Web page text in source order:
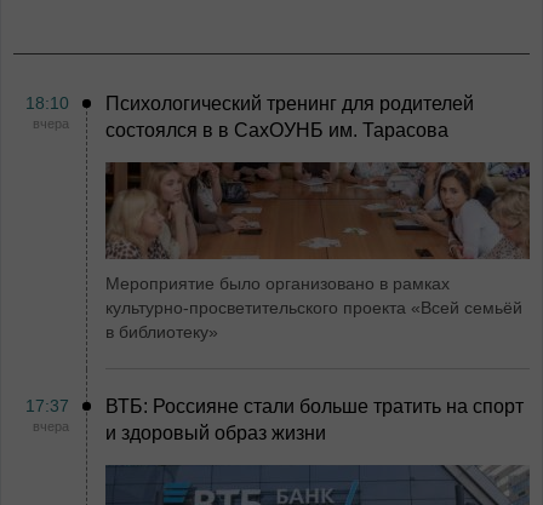
18:10
вчера
Психологический тренинг для родителей
состоялся в в СахОУНБ им. Тарасова
Мероприятие было организовано в рамках
культурно-просветительского проекта «Всей семьёй
в библиотеку»
17:37
вчера
ВТБ: Россияне стали больше тратить на спорт
и здоровый образ жизни